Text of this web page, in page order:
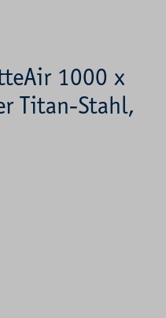
1000 x
Titan-Stahl,